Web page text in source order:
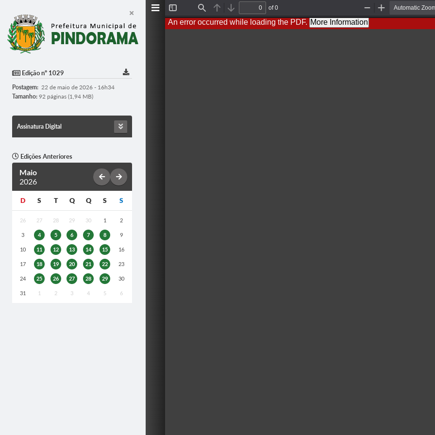
Edição nº 1029
Postagem: 22 de maio de 2026 - 16h34
Tamanho: 92 páginas (1,94 MB)
Assinatura Digital
Edições Anteriores
Maio
2026
D S T Q Q S S
26 27 28 29 30 1 2
3 4 5 6 7 8 9
10 11 12 13 14 15 16
17 18 19 20 21 22 23
24 25 26 27 28 29 30
31 1 2 3 4 5 6
Sidebar
Find Previous
Next
of 0
Out
An error occurred while loading the PDF. More Information